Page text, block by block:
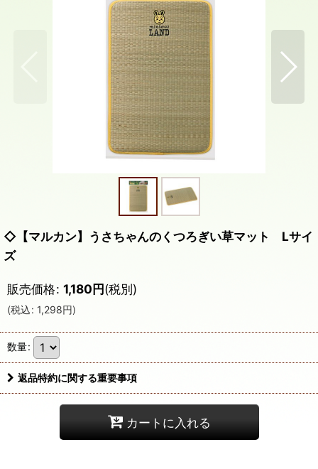
◇【マルカン】うさちゃんのくつろぎい草マット Lサイ
ズ
販売価格: 1,180円(税別)
(税込: 1,298円)
数量:
返品特約に関する重要事項
カートに入れる